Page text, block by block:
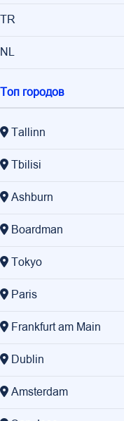
TR
NL
Топ городов
Tallinn
Tbilisi
Ashburn
Boardman
Tokyo
Paris
Frankfurt am Main
Dublin
Amsterdam